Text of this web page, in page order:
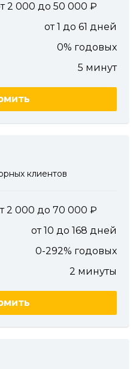
2 000 до 50 000
от 1 до 61 дней
0% годовых
5 минут
клиентов
2 000 до 70 000
от 10 до 168 дней
0-292% годовых
2 минуты